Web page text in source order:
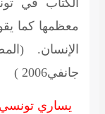
معظمها كما
الإنسان.
جانفي2006 )
يساري تونسي